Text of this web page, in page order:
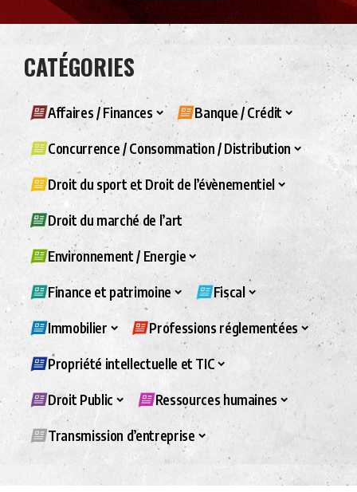
CATÉGORIES
Affaires / Finances Banque / Crédit
Concurrence / Consommation / Distribution
Droit du sport et Droit de l’évènementiel
Droit du marché de l’art
Environnement / Energie
Finance et patrimoine Fiscal
Immobilier Professions réglementées
Propriété intellectuelle et TIC
Droit Public Ressources humaines
Transmission d’entreprise